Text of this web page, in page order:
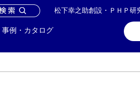
松下幸之助創設・ＰＨＰ研
事例・カタログ
い合わせ メールマガジン登録